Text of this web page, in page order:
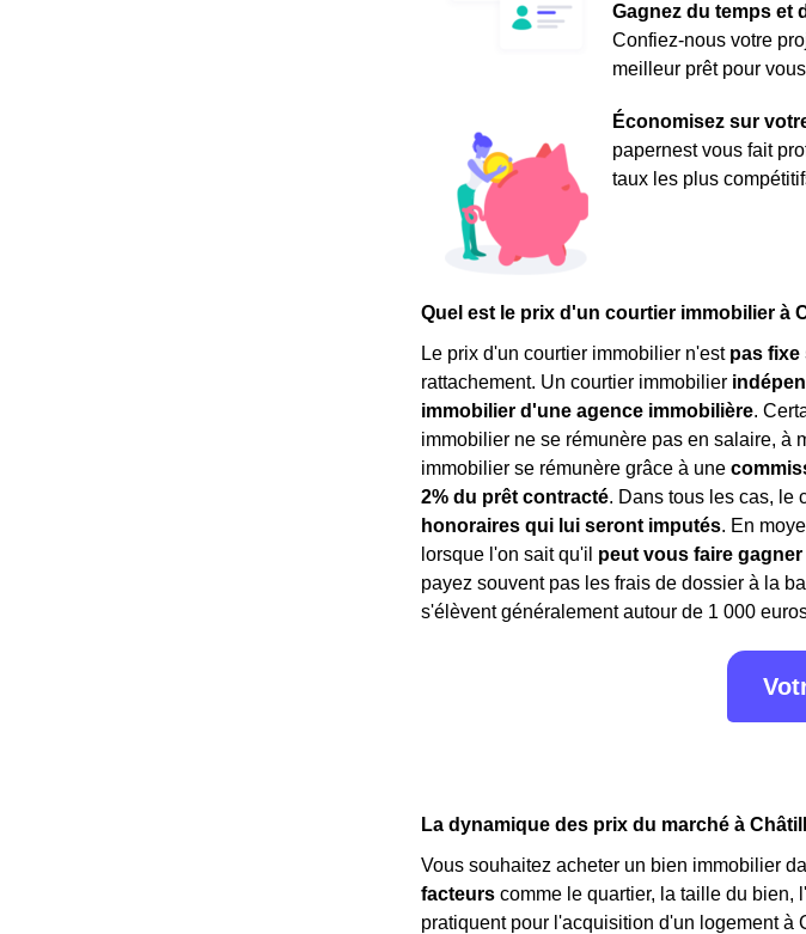
Gagnez du temps et
Confiez-nous votre
meilleur prêt pour
Économisez sur
papernest vous fait
taux les plus
Quel est le prix d'un courtier immobilier à
Le prix d'un courtier immobilier n'est pas fixe
rattachement. Un courtier immobilier
immobilier d'une agence immobilière.
immobilier ne se rémunère pas en salaire, à
immobilier se rémunère grâce à une
2% du prêt contracté. Dans tous les cas, le
honoraires qui lui seront imputés. En
lorsque l'on sait qu'il peut vous faire
payez souvent pas les frais de dossier à la
s'élèvent généralement autour de 1 000
La dynamique des prix du marché à
Vous souhaitez acheter un bien immobilier
facteurs comme le quartier, la taille du bien,
pratiquent pour l'acquisition d'un logement à